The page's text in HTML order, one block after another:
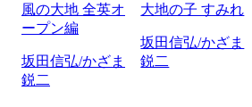
風の大地 全英オ
ープン編
坂田信弘/かざま
鋭二
大地の子 すみれ
坂田信弘/かざま
鋭二